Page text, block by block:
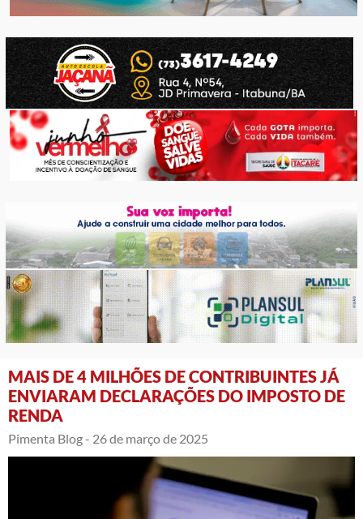
MAIS DE 4 MILHÕES DE CONTRIBUINTES JÁ
ENVIARAM DECLARAÇÕES DO IMPOSTO DE
RENDA
Pimenta Blog - 26 de março de 2025